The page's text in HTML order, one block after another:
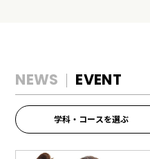
NEWS EVENT
学科・コースを選ぶ